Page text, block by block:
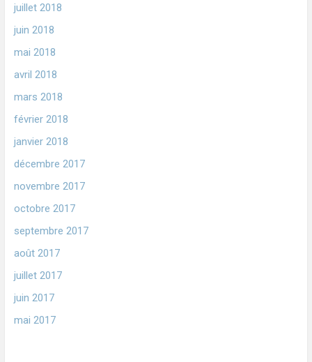
juillet 2018
juin 2018
mai 2018
avril 2018
mars 2018
février 2018
janvier 2018
décembre 2017
novembre 2017
octobre 2017
septembre 2017
août 2017
juillet 2017
juin 2017
mai 2017